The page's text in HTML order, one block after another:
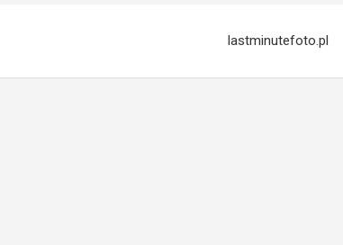
lastminutefoto.pl